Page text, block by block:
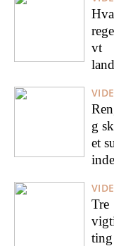
vt
g
et
Tre
ting